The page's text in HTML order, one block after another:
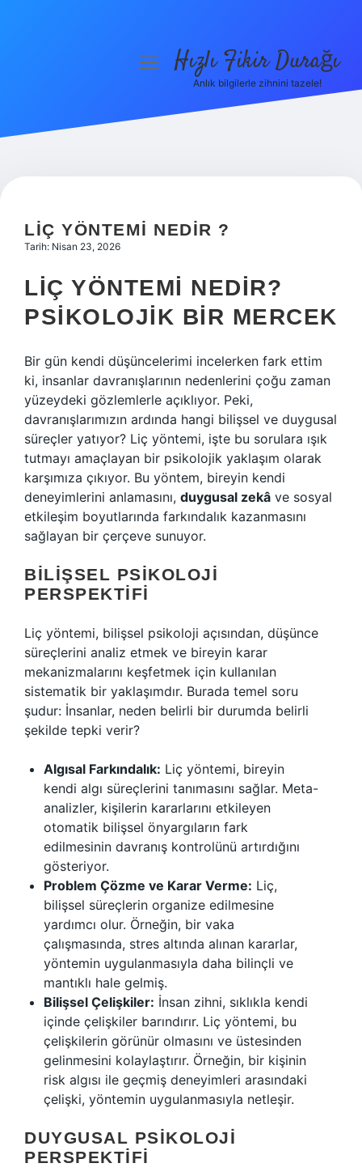
Hakkımızda
menüyüHızlı Fikir Durağı
Anlık bilgilerle zihnini tazele!
LIÇ YÖNTEMI NEDIR ?
Tarih: Nisan 23, 2026
LIÇ YÖNTEMI NEDIR?
PSIKOLOJIK BIR MERCEK
Bir gün kendi düşüncelerimi incelerken fark ettim
ki, insanlar davranışlarının nedenlerini çoğu zaman
yüzeydeki gözlemlerle açıklıyor. Peki,
davranışlarımızın ardında hangi bilişsel ve duygusal
süreçler yatıyor? Liç yöntemi, işte bu sorulara ışık
tutmayı amaçlayan bir psikolojik yaklaşım olarak
karşımıza çıkıyor. Bu yöntem, bireyin kendi
deneyimlerini anlamasını, duygusal zekâ ve sosyal
etkileşim boyutlarında farkındalık kazanmasını
sağlayan bir çerçeve sunuyor.
BILIŞSEL PSIKOLOJI
PERSPEKTIFI
Liç yöntemi, bilişsel psikoloji açısından, düşünce
süreçlerini analiz etmek ve bireyin karar
mekanizmalarını keşfetmek için kullanılan
sistematik bir yaklaşımdır. Burada temel soru
şudur: İnsanlar, neden belirli bir durumda belirli
şekilde tepki verir?
Algısal Farkındalık: Liç yöntemi, bireyin
kendi algı süreçlerini tanımasını sağlar. Meta-
analizler, kişilerin kararlarını etkileyen
otomatik bilişsel önyargıların fark
edilmesinin davranış kontrolünü artırdığını
gösteriyor.
Problem Çözme ve Karar Verme: Liç,
bilişsel süreçlerin organize edilmesine
yardımcı olur. Örneğin, bir vaka
çalışmasında, stres altında alınan kararlar,
yöntemin uygulanmasıyla daha bilinçli ve
mantıklı hale gelmiş.
Bilişsel Çelişkiler: İnsan zihni, sıklıkla kendi
içinde çelişkiler barındırır. Liç yöntemi, bu
çelişkilerin görünür olmasını ve üstesinden
gelinmesini kolaylaştırır. Örneğin, bir kişinin
risk algısı ile geçmiş deneyimleri arasındaki
çelişki, yöntemin uygulanmasıyla netleşir.
DUYGUSAL PSIKOLOJI
PERSPEKTIFI